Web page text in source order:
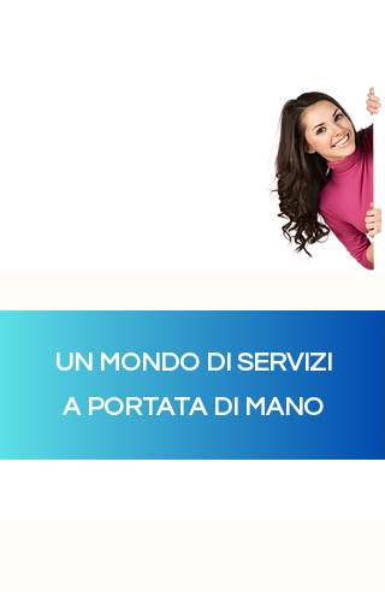
UN MONDO DI SERVIZI
A PORTATA DI MANO